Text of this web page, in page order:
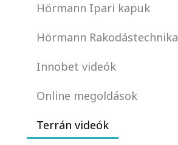
Hörmann Ipari kapuk
Hörmann Rakodástechnika
Innobet videók
Online megoldások
Terrán videók